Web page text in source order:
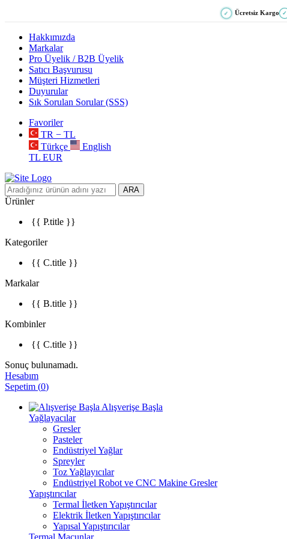
✓ Ücretsiz Kargo ✓
Hakkımızda
Markalar
Pro Üyelik / B2B Üyelik
Satıcı Başvurusu
Müşteri Hizmetleri
Duyurular
Sık Sorulan Sorular (SSS)
Favoriler
TR − TL
Türkçe
English
TL EUR
ARA
Ürünler
{{ P.title }}
Kategoriler
{{ C.title }}
Markalar
{{ B.title }}
Kombinler
{{ C.title }}
Sonuç bulunamadı.
Hesabım
Sepetim (0)
Alışverişe Başla
Yağlayacılar
Gresler
Pasteler
Endüstriyel Yağlar
Spreyler
Toz Yağlayıcılar
Endüstriyel Robot ve CNC Makine Gresler
Yapıştırıcılar
Termal İletken Yapıştırıcılar
Elektrik İletken Yapıştırıcılar
Yapısal Yapıştırıcılar
Termal Macunlar